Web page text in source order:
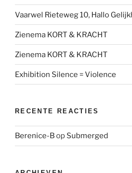
Vaarwel Rieteweg 10, Hallo
Zienema KORT & KRACHT
Zienema KORT & KRACHT
Exhibition Silence = Violence
RECENTE REACTIES
Berenice-Bop Submerged